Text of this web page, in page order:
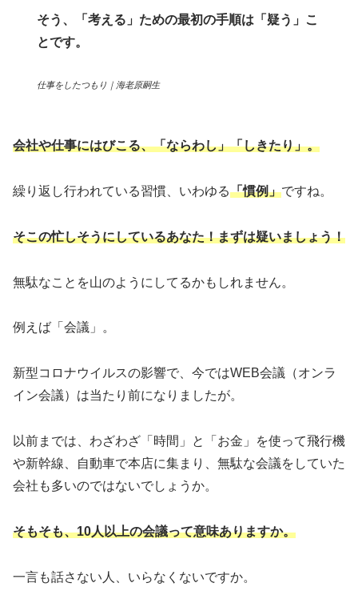
そう、「考える」ための最初の手順は「疑う」こ
とです。
仕事をしたつもり｜海老原嗣生
会社や仕事にはびこる、「ならわし」「しきたり」。
繰り返し行われている習慣、いわゆる「慣例」ですね。
そこの忙しそうにしているあなた！まずは疑いましょう！
無駄なことを山のようにしてるかもしれません。
例えば「会議」。
新型コロナウイルスの影響で、今ではWEB会議（オンラ
イン会議）は当たり前になりましたが。
以前までは、わざわざ「時間」と「お金」を使って飛行機
や新幹線、自動車で本店に集まり、無駄な会議をしていた
会社も多いのではないでしょうか。
そもそも、10人以上の会議って意味ありますか。
一言も話さない人、いらなくないですか。